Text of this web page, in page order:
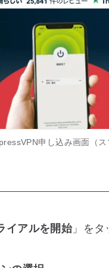
申し込み画面（ス
イアルを開始」をタ